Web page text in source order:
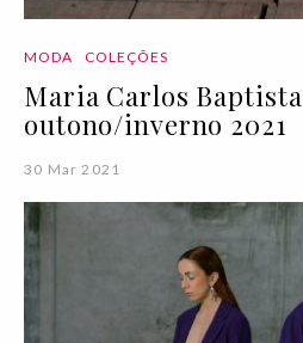
MODA COLEÇÕES
Maria Carlos
outono/inverno 2021
30 Mar 2021